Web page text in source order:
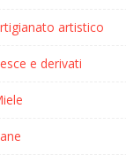
artistico
e derivati